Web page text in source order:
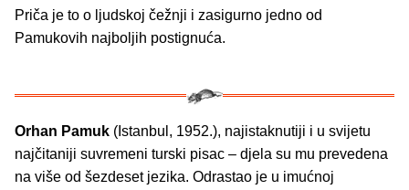
Priča je to o ljudskoj čežnji i zasigurno jedno od
Pamukovih najboljih postignuća.
Orhan Pamuk (Istanbul, 1952.), najistaknutiji i u svijetu
najčitaniji suvremeni turski pisac – djela su mu prevedena
na više od šezdeset jezika. Odrastao je u imućnoj